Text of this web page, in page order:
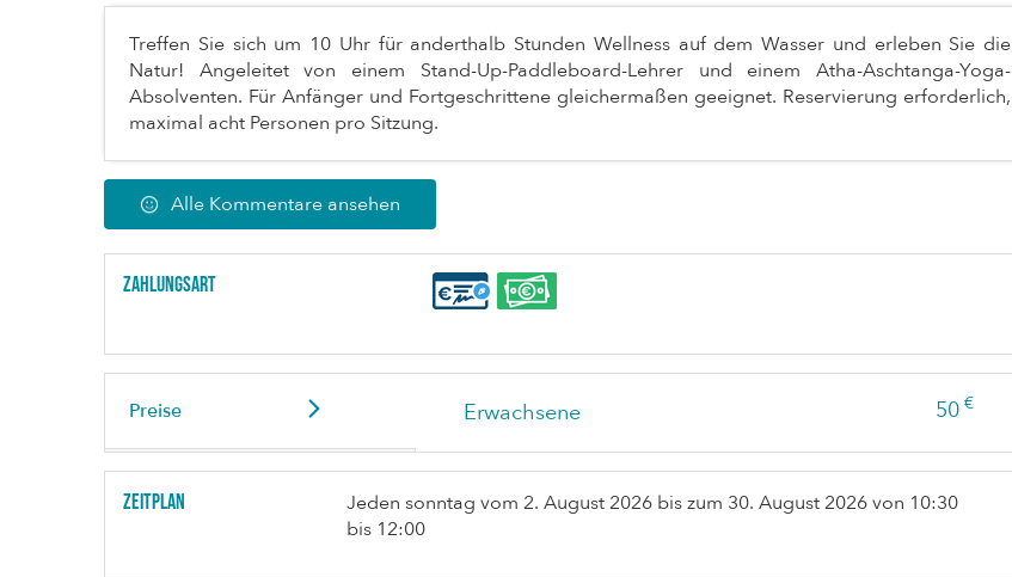
Treffen Sie sich um 10 Uhr für anderthalb Stunden Wellness auf dem Wasser und erleben Sie die
Natur! Angeleitet von einem Stand-Up-Paddleboard-Lehrer und einem Atha-Aschtanga-Yoga-
Absolventen. Für Anfänger und Fortgeschrittene gleichermaßen geeignet. Reservierung erforderlich,
maximal acht Personen pro Sitzung.
Alle Kommentare ansehen
Zahlungsart
Preise Erwachsene 50 €
Zeitplan Jeden sonntag vom 2. August 2026 bis zum 30. August 2026von 10:30
bis 12:00